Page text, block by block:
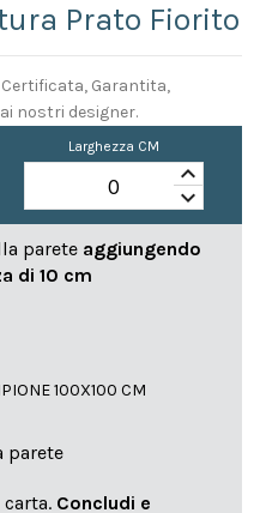
Prato Fiorito
Garantita,
nostri designer.
Larghezza CM
keyboard_arrow_up
keyboard_arrow_down
parete aggiungendo
di 10 cm
100X100 CM
parete
Concludi e